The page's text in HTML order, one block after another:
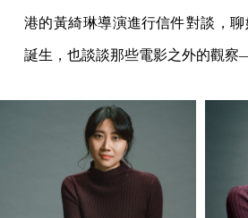
港的黃綺琳導演進行信件對談，
誕生，也談談那些電影之外的觀